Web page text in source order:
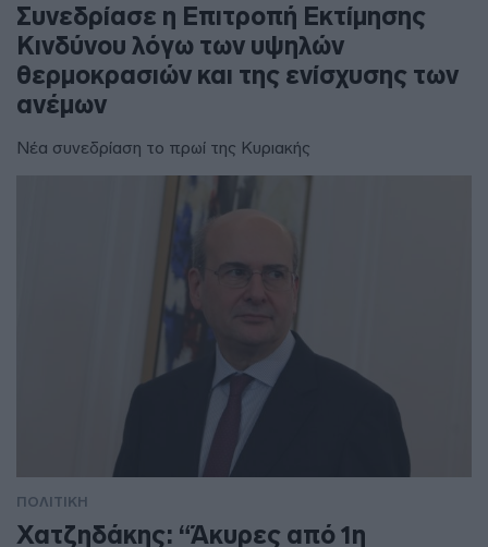
Συνεδρίασε η Επιτροπή Εκτίμησης
Κινδύνου λόγω των υψηλών
θερμοκρασιών και της ενίσχυσης των
ανέμων
Νέα συνεδρίαση το πρωί της Κυριακής
ΠΟΛΙΤΙΚΗ
Χατζηδάκης: “Άκυρες από 1η